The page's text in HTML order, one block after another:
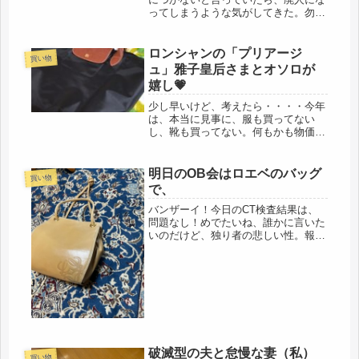
ってしまうような気がしてきた。勿
身が入らないと言うのは、こういう状
況なのだろう。勤め人なら、会社にさ
え出...
買い物
ロンシャンの「プリアージ
ュ」雅子皇后さまとオソロが
嬉し💗
少し早いけど、考えたら・・・・今年
は、本当に見事に、服も買ってない
し、靴も買ってない。何もかも物価高
勤時代から愛用していたロンシャンの
「プリアージュ」まず、ナイロン製
で、なん...
買い物
明日のOB会はロエベのバッグ
で、
バンザーイ！今日のCT検査結果は、
問題なし！めでたいね、誰かに言いた
いのだけど、独り者の悲しい性。報告
買い物 破滅型の夫と怠慢な妻（私）